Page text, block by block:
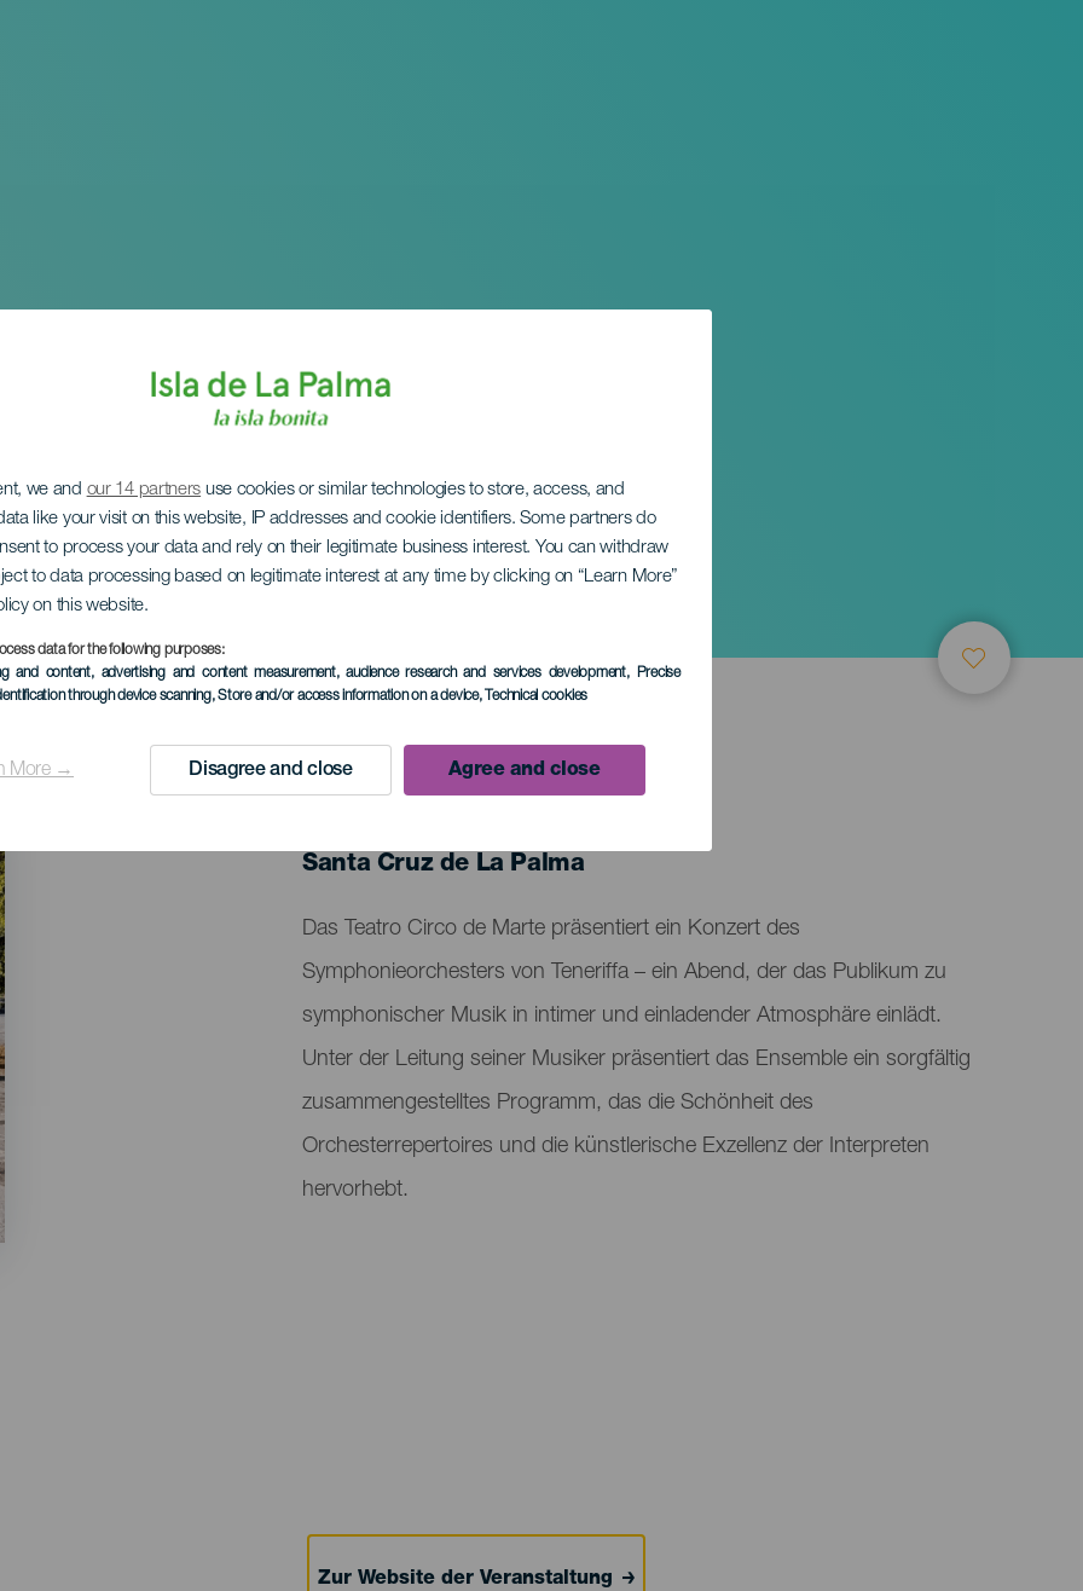
we and our 14 partners use cookies or similar technologies to store, access, and
like your visit on this website, IP addresses and cookie identifiers. Some partners do
to process your data and rely on their legitimate business interest. You can withdraw
to data processing based on legitimate interest at any time by clicking on “Learn More”
on this website.
data for the following purposes:
and content, advertising and content measurement, audience research and services development, Precise
through device scanning, Store and/or access information on a device, Technical cookies
More → Disagree and close Agree and close
VERGANGENE VERANSTALTUNG
Localidad
Santa Cruz de La Palma
Descripción
del
evento
Das Teatro Circo de Marte präsentiert ein Konzert des
Symphonieorchesters von Teneriffa – ein Abend, der das Publikum zu
symphonischer Musik in intimer und einladender Atmosphäre einlädt.
Unter der Leitung seiner Musiker präsentiert das Ensemble ein sorgfältig
zusammengestelltes Programm, das die Schönheit des
Orchesterrepertoires und die künstlerische Exzellenz der Interpreten
hervorhebt.
Zur Website der Veranstaltung